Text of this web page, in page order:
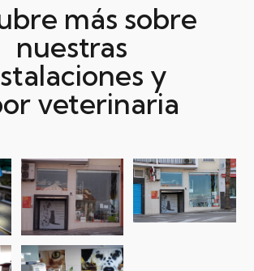
más sobre
nuestras
y
veterinaria